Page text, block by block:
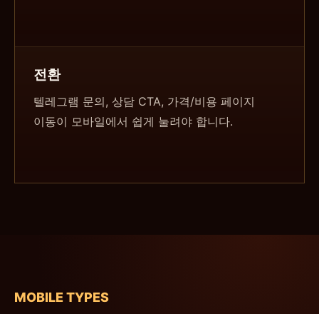
전환
텔레그램 문의, 상담 CTA, 가격/비용 페이지
이동이 모바일에서 쉽게 눌려야 합니다.
MOBILE TYPES